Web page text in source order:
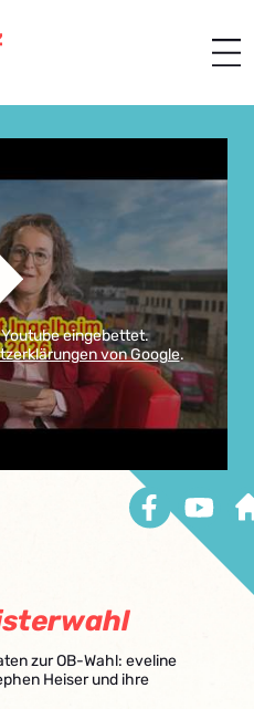
eingebettet.
von Google.
zur OB-Wahl: eveline
Heiser und ihre